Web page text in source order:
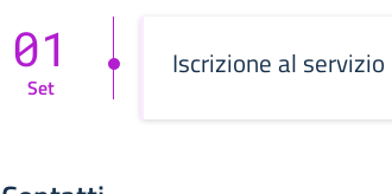
Iscrizione al servizio
01
Set